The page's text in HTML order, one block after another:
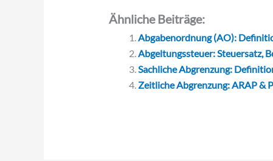
Ähnliche Beiträge:
Abgabenordnung (AO):
Abgeltungssteuer: Steuersatz,
Sachliche Abgrenzung:
Zeitliche Abgrenzung: ARAP &